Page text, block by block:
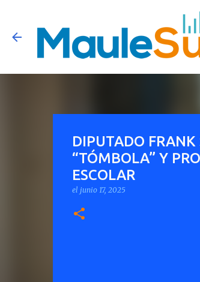
DIPUTADO
“TÓMBOLA” Y
ESCOLAR
el junio 17, 2025